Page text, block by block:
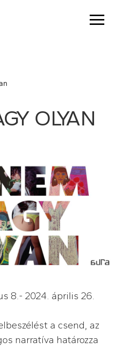
OLYAN
8.- 2024. április 26.
a csend, az
narratíva határozza